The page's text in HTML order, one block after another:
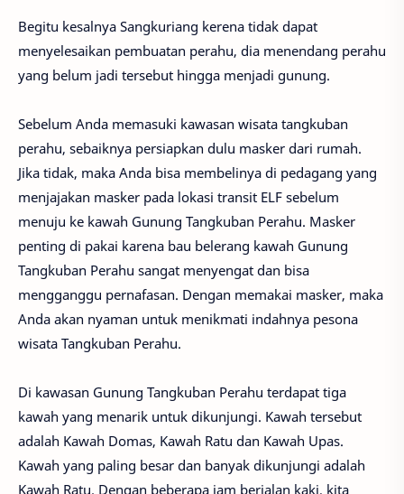
Begitu kesalnya Sangkuriang kerena tidak dapat
menyelesaikan pembuatan perahu, dia menendang perahu
yang belum jadi tersebut hingga menjadi gunung.
Sebelum Anda memasuki kawasan wisata tangkuban
perahu, sebaiknya persiapkan dulu masker dari rumah.
Jika tidak, maka Anda bisa membelinya di pedagang yang
menjajakan masker pada lokasi transit ELF sebelum
menuju ke kawah Gunung Tangkuban Perahu. Masker
penting di pakai karena bau belerang kawah Gunung
Tangkuban Perahu sangat menyengat dan bisa
mengganggu pernafasan. Dengan memakai masker, maka
Anda akan nyaman untuk menikmati indahnya pesona
wisata Tangkuban Perahu.
Di kawasan Gunung Tangkuban Perahu terdapat tiga
kawah yang menarik untuk dikunjungi. Kawah tersebut
adalah Kawah Domas, Kawah Ratu dan Kawah Upas.
Kawah yang paling besar dan banyak dikunjungi adalah
Kawah Ratu. Dengan beberapa jam berjalan kaki, kita